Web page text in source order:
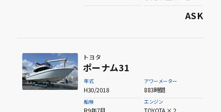
ASK
トヨタ
ポーナム31
年式
H30/2018
アワーメーター
883時間
船検
R9年7月
エンジン
TOYOTA × 2